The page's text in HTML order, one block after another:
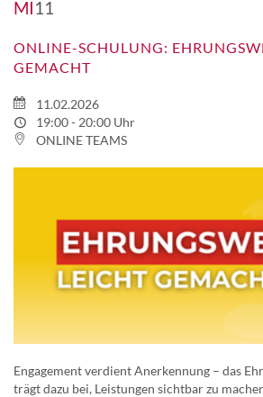
MI11
ONLINE-SCHULUNG:
GEMACHT
11.02.2026
19:00 - 20:00 Uhr
ONLINE TEAMS
Engagement verdient Anerkennung – das
trägt dazu bei, Leistungen sichtbar zu